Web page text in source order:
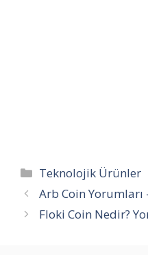
Kategoriler
Teknolojik Ürünler
Arb Coin Yorumları
Floki Coin Nedir?